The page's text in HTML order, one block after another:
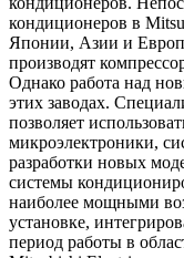
кондиционеров в
Японии, Азии и
производят
Однако работа над
этих заводах.
позволяет
микроэлектроники,
разработки новых
системы
наиболее мощными
установке,
период работы в